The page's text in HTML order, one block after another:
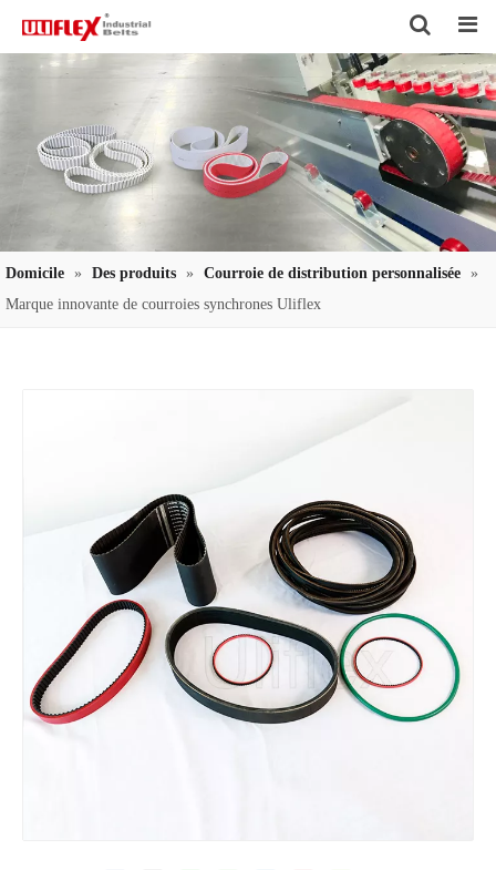
Search
Domicile » Des produits » Courroie de distribution personnalisée »
Marque innovante de courroies synchrones Uliflex